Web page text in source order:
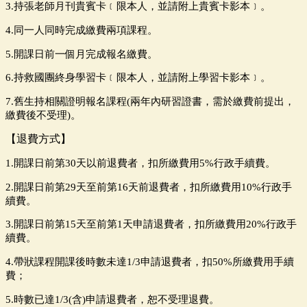
3.持張老師月刊貴賓卡﹝限本人，並請附上貴賓卡影本﹞。
4.同一人同時完成繳費兩項課程。
5.開課日前一個月完成報名繳費。
6.持救國團終身學習卡﹝限本人，並請附上學習卡影本﹞。
7.舊生持相關證明報名課程(兩年內研習證書，需於繳費前提出，
繳費後不受理)。
【退費方式】
1.開課日前第30天以前退費者，扣所繳費用5%行政手續費。
2.開課日前第29天至前第16天前退費者，扣所繳費用10%行政手
續費。
3.開課日前第15天至前第1天申請退費者，扣所繳費用20%行政手
續費。
4.帶狀課程開課後時數未達1/3申請退費者，扣50%所繳費用手續
費；
5.時數已達1/3(含)申請退費者，恕不受理退費。